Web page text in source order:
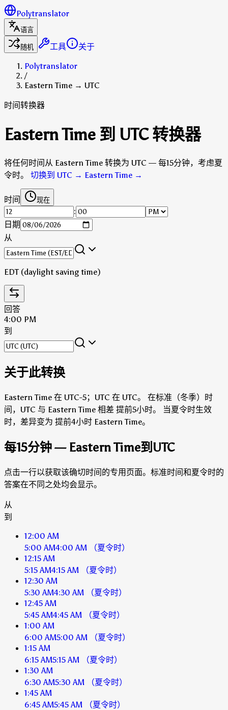
Polytranslator
语言
随机
工具
关于
Polytranslator
/
Eastern Time → UTC
时间转换器
Eastern Time 到 UTC 转换器
将任何时间从 Eastern Time 转换为 UTC — 每15分钟，考虑夏
令时。
切换到 UTC → Eastern Time →
时间 现在
:
日期
从
EDT (daylight saving time)
回答
4:00 PM
到
关于此转换
Eastern Time 在 UTC-5；UTC 在 UTC。
在标准（冬季）时
间，UTC 与 Eastern Time 相差 提前5小时。
当夏令时生效
时，差异变为 提前4小时 Eastern Time。
每15分钟 — Eastern Time到UTC
点击一行以获取该确切时间的专用页面。标准时间和夏令时的
答案在不同之处均会显示。
从
到
12:00 AM
5:00 AM4:00 AM
（夏令时）
12:15 AM
5:15 AM4:15 AM
（夏令时）
12:30 AM
5:30 AM4:30 AM
（夏令时）
12:45 AM
5:45 AM4:45 AM
（夏令时）
1:00 AM
6:00 AM5:00 AM
（夏令时）
1:15 AM
6:15 AM5:15 AM
（夏令时）
1:30 AM
6:30 AM5:30 AM
（夏令时）
1:45 AM
6:45 AM5:45 AM
（夏令时）